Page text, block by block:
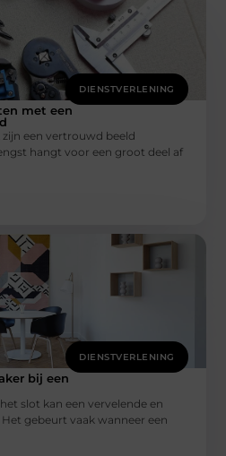
DIENSTVERLENING
met een
een vertrouwd beeld
hangt voor een groot deel af
DIENSTVERLENING
bij een
slot kan een vervelende en
gebeurt vaak wanneer een